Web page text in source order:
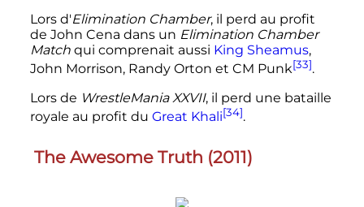
Lors d'Elimination Chamber, il perd au profit
de John Cena dans un Elimination Chamber
Matchqui comprenait aussi King Sheamus,
John Morrison, Randy Orton et CM Punk[33].
Lors de WrestleMania XXVII, il perd une bataille
royale au profit du Great Khali[34].
The Awesome Truth (2011)